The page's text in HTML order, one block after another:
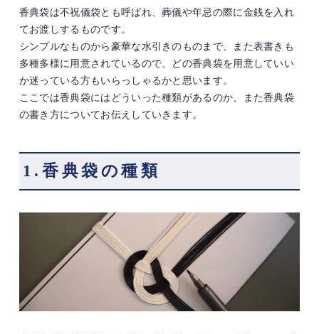
香典袋は不祝儀袋とも呼ばれ、葬儀や年忌の際に金銭を入れ
てお渡しするものです。
シンプルなものから豪華な水引きのものまで、また表書きも
多種多様に用意されているので、どの香典袋を用意していい
か迷っている方もいらっしゃるかと思います。
ここでは香典袋にはどういった種類があるのか、また香典袋
の書き方についてお伝えしていきます。
1.香典袋の種類